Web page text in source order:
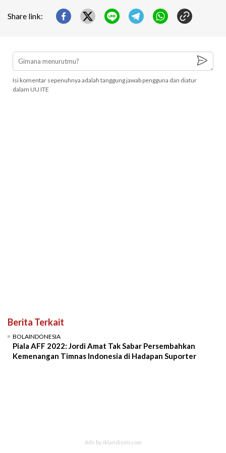
Share link:
Isi komentar sepenuhnya adalah tanggung jawab pengguna dan diatur
dalam UU ITE
Berita Terkait
BOLAINDONESIA
Piala AFF 2022: Jordi Amat Tak Sabar Persembahkan
Kemenangan Timnas Indonesia di Hadapan Suporter